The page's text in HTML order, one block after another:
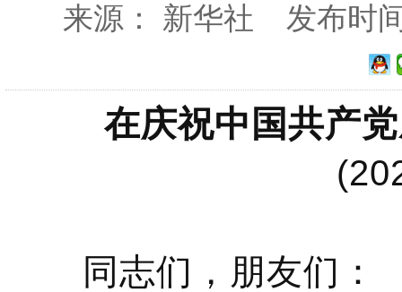
来源： 新华社 发布时
在庆祝中国共产
同志们，朋友们：